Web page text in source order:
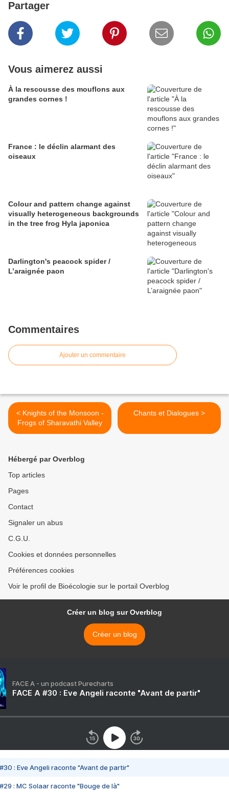
Partager
Vous aimerez aussi
À la rescousse des mouflons aux
grandes cornes !
France : le déclin alarmant des
oiseaux
Colour and pattern change against
visually heterogeneous backgrounds
in the tree frog Hyla japonica
Darlington's peacock spider /
L’araignée paon
Commentaires
Ajouter un commentaire
< Knights of the Monsoon -
Frogs of Sharavathi Valley
Chants et Dialogues >
Hébergé par Overblog
Top articles
Pages
Contact
Signaler un abus
C.G.U.
Cookies et données personnelles
Préférences cookies
Voir le profil de Bioécologie sur le portail Overblog
Créer un blog sur Overblog
Créer un blog
FACE A - un podcast Purecharts
FACE A #30 : Eve Angeli raconte "Avant de partir"
#30 : Eve Angeli raconte "Avant de partir"
#29 : MC Solaar raconte "Bouge de là"